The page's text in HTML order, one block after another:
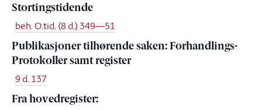
Stortingstidende
beh. O.tid. (8 d.) 349—51
Publikasjoner tilhørende saken: Forhandlings-
Protokoller samt register
9 d. 137
Fra hovedregister: